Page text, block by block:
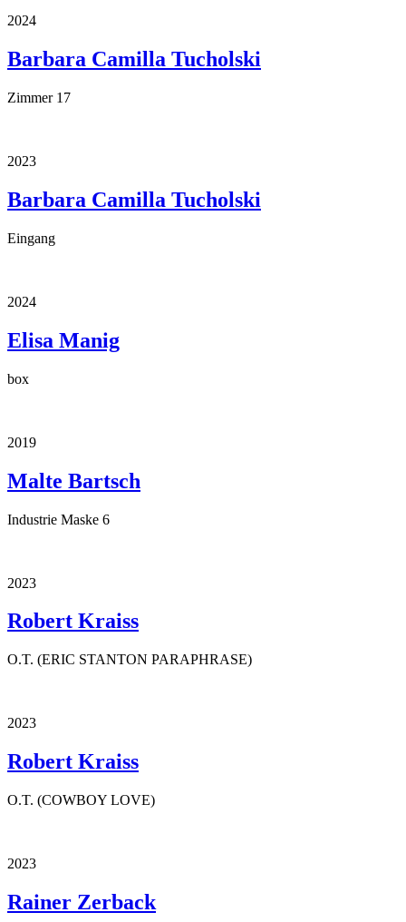
2024
Barbara Camilla Tucholski
Zimmer 17
2023
Barbara Camilla Tucholski
Eingang
2024
Elisa Manig
box
2019
Malte Bartsch
Industrie Maske 6
2023
Robert Kraiss
O.T. (ERIC STANTON PARAPHRASE)
2023
Robert Kraiss
O.T. (COWBOY LOVE)
2023
Rainer Zerback